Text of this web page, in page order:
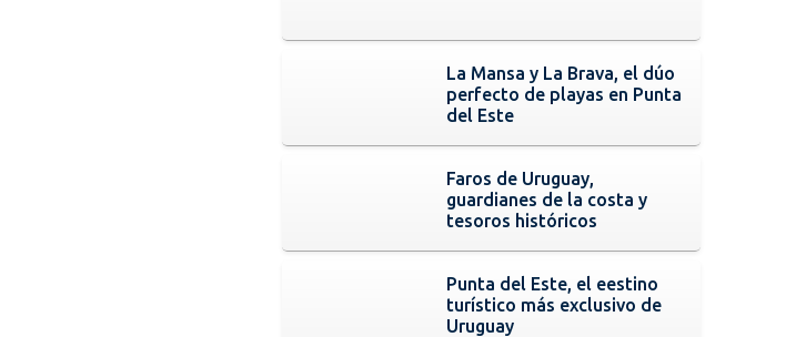
La Mansa y La Brava, el dúo
perfecto de playas en Punta
del Este
Faros de Uruguay,
guardianes de la costa y
tesoros históricos
Punta del Este, el eestino
turístico más exclusivo de
Uruguay